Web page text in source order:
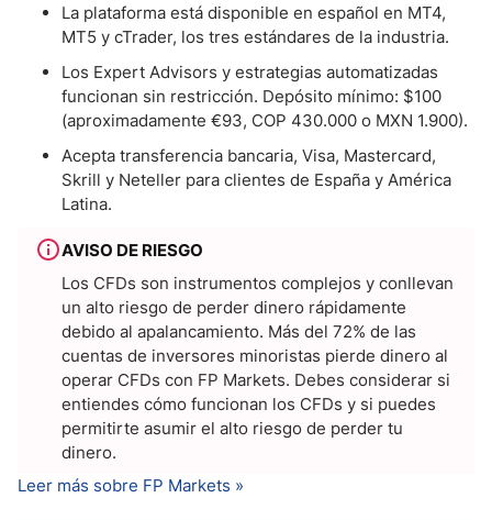
La plataforma está disponible en español en MT4,
MT5 y cTrader, los tres estándares de la industria.
Los Expert Advisors y estrategias automatizadas
funcionan sin restricción. Depósito mínimo: $100
(aproximadamente €93, COP 430.000 o MXN 1.900).
Acepta transferencia bancaria, Visa, Mastercard,
Skrill y Neteller para clientes de España y América
Latina.
AVISO DE RIESGO
Los CFDs son instrumentos complejos y conllevan
un alto riesgo de perder dinero rápidamente
debido al apalancamiento. Más del 72% de las
cuentas de inversores minoristas pierde dinero al
operar CFDs con FP Markets. Debes considerar si
entiendes cómo funcionan los CFDs y si puedes
permitirte asumir el alto riesgo de perder tu
dinero.
Leer más sobre FP Markets »